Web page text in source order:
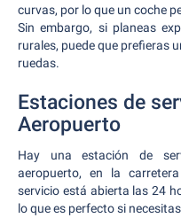
curvas, por lo que un coche
Sin embargo, si planeas
rurales, puede que prefieras
ruedas.
Estaciones de
Aeropuerto
Hay una estación de
aeropuerto, en la
servicio está abierta las 24
lo que es perfecto si